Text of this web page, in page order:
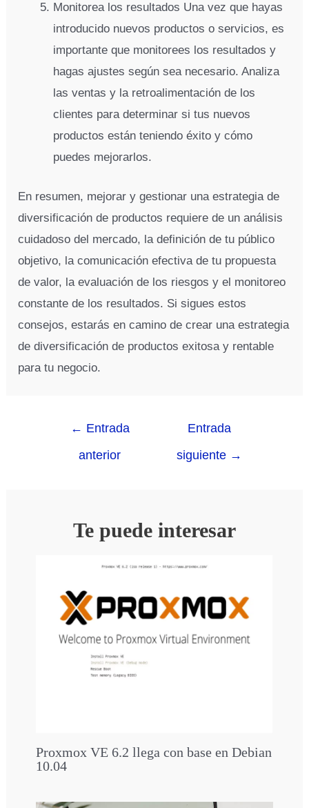
Monitorea los resultados Una vez que hayas
introducido nuevos productos o servicios, es
importante que monitorees los resultados y
hagas ajustes según sea necesario. Analiza
las ventas y la retroalimentación de los
clientes para determinar si tus nuevos
productos están teniendo éxito y cómo
puedes mejorarlos.
En resumen, mejorar y gestionar una estrategia de
diversificación de productos requiere de un análisis
cuidadoso del mercado, la definición de tu público
objetivo, la comunicación efectiva de tu propuesta
de valor, la evaluación de los riesgos y el monitoreo
constante de los resultados. Si sigues estos
consejos, estarás en camino de crear una estrategia
de diversificación de productos exitosa y rentable
para tu negocio.
← Entrada
anterior
Entrada
siguiente →
Te puede interesar
Proxmox VE 6.2 llega con base en Debian
10.04